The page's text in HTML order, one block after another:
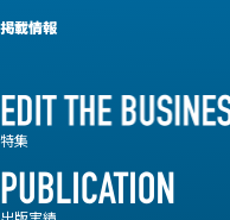
掲載情報
特集